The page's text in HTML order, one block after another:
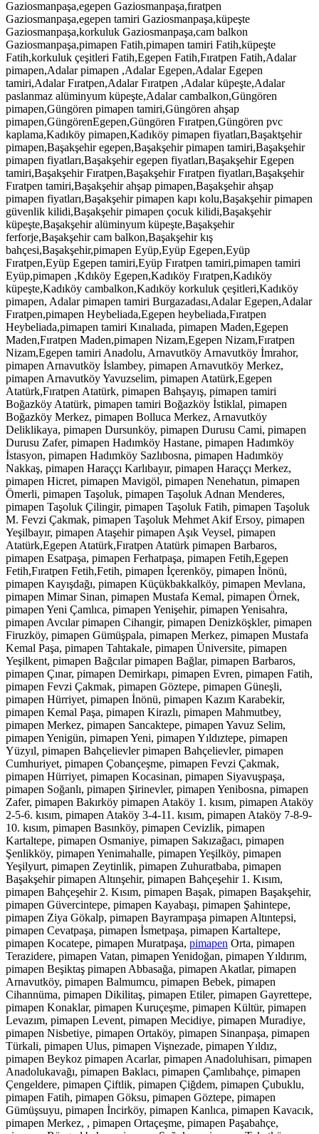
Gaziosmanpaşa,egepen Gaziosmanpaşa,fıratpen
Gaziosmanpaşa,egepen tamiri Gaziosmanpaşa,küpeşte
Gaziosmanpaşa,korkuluk Gaziosmanpaşa,cam balkon
Gaziosmanpaşa,pimapen Fatih,pimapen tamiri Fatih,küpeşte
Fatih,korkuluk çeşitleri Fatih,Egepen Fatih,Fıratpen Fatih,Adalar
pimapen,Adalar pimapen ,Adalar Egepen,Adalar Egepen
tamiri,Adalar Fıratpen,Adalar Fıratpen ,Adalar küpeşte,Adalar
paslanmaz alüminyum küpeşte,Adalar cambalkon,Güngören
pimapen,Güngören pimapen tamiri,Güngören ahşap
pimapen,GüngörenEgepen,Güngören Fıratpen,Güngören pvc
kaplama,Kadıköy pimapen,Kadıköy pimapen fiyatları,Başaktşehir
pimapen,Başakşehir egepen,Başakşehir pimapen tamiri,Başakşehir
pimapen fiyatları,Başakşehir egepen fiyatları,Başakşehir Egepen
tamiri,Başakşehir Fıratpen,Başakşehir Fıratpen fiyatları,Başakşehir
Fıratpen tamiri,Başakşehir ahşap pimapen,Başakşehir ahşap
pimapen fiyatları,Başakşehir pimapen kapı kolu,Başakşehir pimapen
güvenlik kilidi,Başakşehir pimapen çocuk kilidi,Başakşehir
küpeşte,Başakşehir alüminyum küpeşte,Başakşehir
ferforje,Başakşehir cam balkon,Başakşehir kış
bahçesi,Başakşehir,pimapen Eyüp,Eyüp Egepen,Eyüp
Fıratpen,Eyüp Egepen tamiri,Eyüp Fıratpen tamiri,pimapen tamiri
Eyüp,pimapen ,Kdıköy Egepen,Kadıköy Fıratpen,Kadıköy
küpeşte,Kadıköy cambalkon,Kadıköy korkuluk çeşitleri,Kadıköy
pimapen, Adalar pimapen tamiri Burgazadası,Adalar Egepen,Adalar
Fıratpen,pimapen Heybeliada,Egepen heybeliada,Fıratpen
Heybeliada,pimapen tamiri Kınalıada, pimapen Maden,Egepen
Maden,Fıratpen Maden,pimapen Nizam,Egepen Nizam,Fıratpen
Nizam,Egepen tamiri Anadolu, Arnavutköy Arnavutköy İmrahor,
pimapen Arnavutköy İslambey, pimapen Arnavutköy Merkez,
pimapen Arnavutköy Yavuzselim, pimapen Atatürk,Egepen
Atatürk,Fıratpen Atatürk, pimapen Bahşayış, pimapen tamiri
Boğazköy Atatürk, pimapen tamiri Boğazköy İstiklal, pimapen
Boğazköy Merkez, pimapen Bolluca Merkez, Arnavutköy
Deliklikaya, pimapen Dursunköy, pimapen Durusu Cami, pimapen
Durusu Zafer, pimapen Hadımköy Hastane, pimapen Hadımköy
İstasyon, pimapen Hadımköy Sazlıbosna, pimapen Hadımköy
Nakkaş, pimapen Haraççı Karlıbayır, pimapen Haraççı Merkez,
pimapen Hicret, pimapen Mavigöl, pimapen Nenehatun, pimapen
Ömerli, pimapen Taşoluk, pimapen Taşoluk Adnan Menderes,
pimapen Taşoluk Çilingir, pimapen Taşoluk Fatih, pimapen Taşoluk
M. Fevzi Çakmak, pimapen Taşoluk Mehmet Akif Ersoy, pimapen
Yeşilbayır, pimapen Ataşehir pimapen Aşık Veysel, pimapen
Atatürk,Egepen Atatürk,Fıratpen Atatürk pimapen Barbaros,
pimapen Esatpaşa, pimapen Ferhatpaşa, pimapen Fetih,Egepen
Fetih,Fıratpen Fetih,Fetih, pimapen İçerenköy, pimapen İnönü,
pimapen Kayışdağı, pimapen Küçükbakkalköy, pimapen Mevlana,
pimapen Mimar Sinan, pimapen Mustafa Kemal, pimapen Örnek,
pimapen Yeni Çamlıca, pimapen Yenişehir, pimapen Yenisahra,
pimapen Avcılar pimapen Cihangir, pimapen Denizköşkler, pimapen
Firuzköy, pimapen Gümüşpala, pimapen Merkez, pimapen Mustafa
Kemal Paşa, pimapen Tahtakale, pimapen Üniversite, pimapen
Yeşilkent, pimapen Bağcılar pimapen Bağlar, pimapen Barbaros,
pimapen Çınar, pimapen Demirkapı, pimapen Evren, pimapen Fatih,
pimapen Fevzi Çakmak, pimapen Göztepe, pimapen Güneşli,
pimapen Hürriyet, pimapen İnönü, pimapen Kazım Karabekir,
pimapen Kemal Paşa, pimapen Kirazlı, pimapen Mahmutbey,
pimapen Merkez, pimapen Sancaktepe, pimapen Yavuz Selim,
pimapen Yenigün, pimapen Yeni, pimapen Yıldıztepe, pimapen
Yüzyıl, pimapen Bahçelievler pimapen Bahçelievler, pimapen
Cumhuriyet, pimapen Çobançeşme, pimapen Fevzi Çakmak,
pimapen Hürriyet, pimapen Kocasinan, pimapen Siyavuşpaşa,
pimapen Soğanlı, pimapen Şirinevler, pimapen Yenibosna, pimapen
Zafer, pimapen Bakırköy pimapen Ataköy 1. kısım, pimapen Ataköy
2-5-6. kısım, pimapen Ataköy 3-4-11. kısım, pimapen Ataköy 7-8-9-
10. kısım, pimapen Basınköy, pimapen Cevizlik, pimapen
Kartaltepe, pimapen Osmaniye, pimapen Sakızağacı, pimapen
Şenlikköy, pimapen Yenimahalle, pimapen Yeşilköy, pimapen
Yeşilyurt, pimapen Zeytinlik, pimapen Zuhuratbaba, pimapen
Başakşehir pimapen Altınşehir, pimapen Bahçeşehir 1. Kısım,
pimapen Bahçeşehir 2. Kısım, pimapen Başak, pimapen Başakşehir,
pimapen Güvercintepe, pimapen Kayabaşı, pimapen Şahintepe,
pimapen Ziya Gökalp, pimapen Bayrampaşa pimapen Altıntepsi,
pimapen Cevatpaşa, pimapen İsmetpaşa, pimapen Kartaltepe,
pimapen Kocatepe, pimapen Muratpaşa, pimapen Orta, pimapen
Terazidere, pimapen Vatan, pimapen Yenidoğan, pimapen Yıldırım,
pimapen Beşiktaş pimapen Abbasağa, pimapen Akatlar, pimapen
Arnavutköy, pimapen Balmumcu, pimapen Bebek, pimapen
Cihannüma, pimapen Dikilitaş, pimapen Etiler, pimapen Gayrettepe,
pimapen Konaklar, pimapen Kuruçeşme, pimapen Kültür, pimapen
Levazım, pimapen Levent, pimapen Mecidiye, pimapen Muradiye,
pimapen Nisbetiye, pimapen Ortaköy, pimapen Sinanpaşa, pimapen
Türkali, pimapen Ulus, pimapen Vişnezade, pimapen Yıldız,
pimapen Beykoz pimapen Acarlar, pimapen Anadoluhisarı, pimapen
Anadolukavağı, pimapen Baklacı, pimapen Çamlıbahçe, pimapen
Çengeldere, pimapen Çiftlik, pimapen Çiğdem, pimapen Çubuklu,
pimapen Fatih, pimapen Göksu, pimapen Göztepe, pimapen
Gümüşsuyu, pimapen İncirköy, pimapen Kanlıca, pimapen Kavacık,
pimapen Merkez, , pimapen Ortaçeşme, pimapen Paşabahçe,